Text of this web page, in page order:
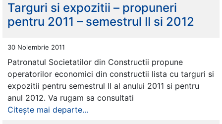
Targuri si expozitii – propuneri
pentru 2011 – semestrul II si 2012
30 Noiembrie 2011
Patronatul Societatilor din Constructii propune
operatorilor economici din constructii lista cu targuri si
expozitii pentru semestrul II al anului 2011 si pentru
anul 2012. Va rugam sa consultati
Citește mai departe...